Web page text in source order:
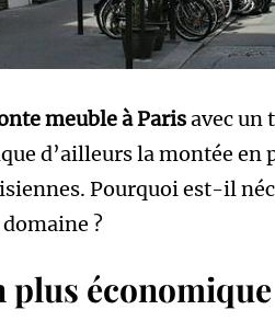
meuble à Parisavec un
d’ailleurs la montée
Pourquoi est-il
?
plus économique